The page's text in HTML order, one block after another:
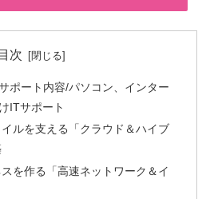
目次
ポート内容/パソコン、インター
ITサポート
ルを支える「クラウド＆ハイブ
を作る「高速ネットワーク＆イ